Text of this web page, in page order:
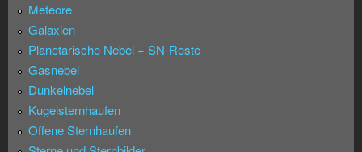
Meteore
Galaxien
Planetarische Nebel + SN-Reste
Gasnebel
Dunkelnebel
Kugelsternhaufen
Offene Sternhaufen